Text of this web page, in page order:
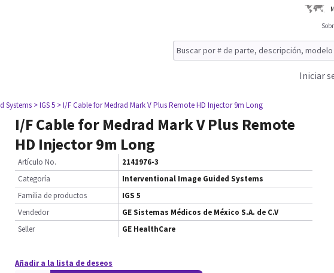
Iniciar
Systems > IGS 5 > I/F Cable for Medrad Mark V Plus Remote HD Injector 9m Long
I/F Cable for Medrad Mark V Plus Remote
HD Injector 9m Long
Artículo No.
2141976-3
Categoría
Interventional Image Guided Systems
Familia de productos
IGS 5
Vendedor
GE Sistemas Médicos de México S.A. de C.V
Seller
GE HealthCare
Añadir a la lista de deseos